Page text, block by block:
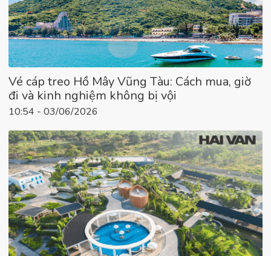
Vé cáp treo Hồ Mây Vũng Tàu: Cách mua, giờ
đi và kinh nghiệm không bị vội
10:54 - 03/06/2026